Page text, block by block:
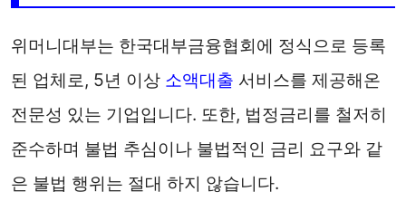
위머니대부는 한국대부금융협회에 정식으로 등록
된 업체로, 5년 이상 소액대출 서비스를 제공해온
전문성 있는 기업입니다. 또한, 법정금리를 철저히
준수하며 불법 추심이나 불법적인 금리 요구와 같
은 불법 행위는 절대 하지 않습니다.